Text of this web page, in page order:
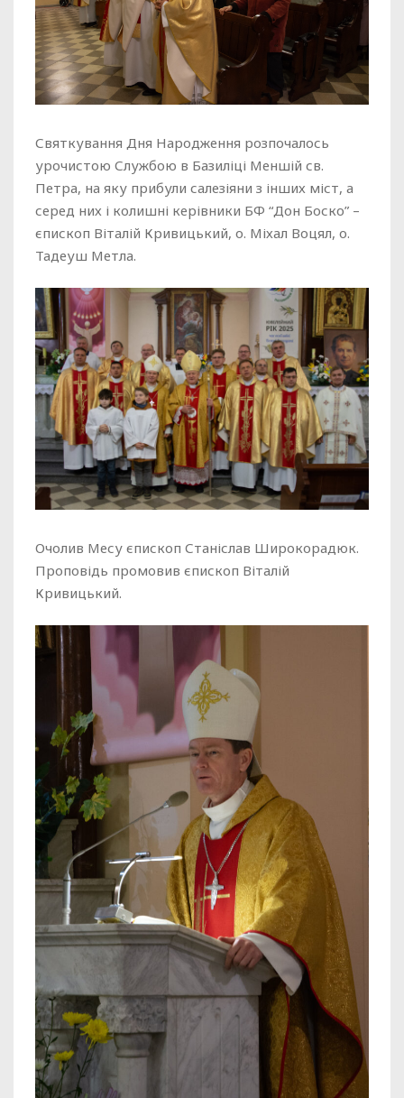
Святкування Дня Народження розпочалось
урочистою Службою в Базиліці Меншій св.
Петра, на яку прибули салезіяни з інших міст, а
серед них і колишні керівники БФ “Дон Боско” –
єпископ Віталій Кривицький, о. Міхал Воцял, о.
Тадеуш Метла.
Очолив Месу єпископ Станіслав Широкорадюк.
Проповідь промовив єпископ Віталій
Кривицький.